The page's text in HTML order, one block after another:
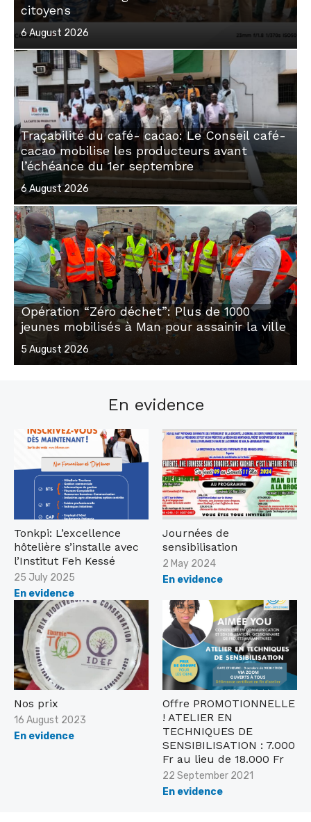
citoyens
Posted
on
6 August 2026
Traçabilité du café- cacao: Le Conseil café-
cacao mobilise les producteurs avant
l’échéance du 1er septembre
Posted
on
6 August 2026
Opération “Zéro déchet”: Plus de 1000
jeunes mobilisés à Man pour assainir la ville
Posted
on
5 August 2026
En evidence
Tonkpi: L’excellence
hôtelière s’installe avec
l’Institut Feh Kessé
Posted
on
25 July 2025
En evidence
Journées de
sensibilisation
Posted
on
2 May 2024
En evidence
Nos prix
Posted
on
16 August 2023
En evidence
Offre PROMOTIONNELLE
! ATELIER EN
TECHNIQUES DE
SENSIBILISATION : 7.000
Fr au lieu de 18.000 Fr
Posted
on
22 September 2021
En evidence